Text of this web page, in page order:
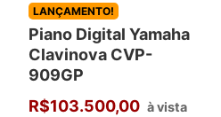
LANÇAMENTO!
Piano Digital Yamaha
Clavinova CVP-
909GP
R$103.500,00 à vista